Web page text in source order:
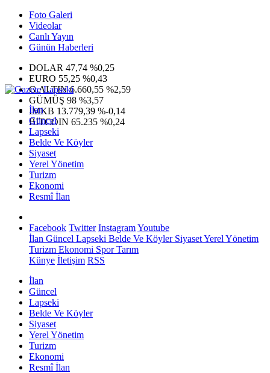
Foto Galeri
Videolar
Canlı Yayın
Günün Haberleri
DOLAR 47,74 %0,25
EURO 55,25 %0,43
G.ALTIN6.660,55 %2,59
GÜMÜŞ 98 %3,57
IMKB 13.779,39 %-0,14
BITCOIN 65.235 %0,24
İlan
Güncel
Lapseki
Belde Ve Köyler
Siyaset
Yerel Yönetim
Turizm
Ekonomi
Resmî İlan
Facebook Twitter InstagramYoutube
İlan Güncel Lapseki Belde Ve KöylerSiyasetYerel Yönetim
Turizm Ekonomi SporTarım
Künye İletişim RSS
İlan
Güncel
Lapseki
Belde Ve Köyler
Siyaset
Yerel Yönetim
Turizm
Ekonomi
Resmî İlan